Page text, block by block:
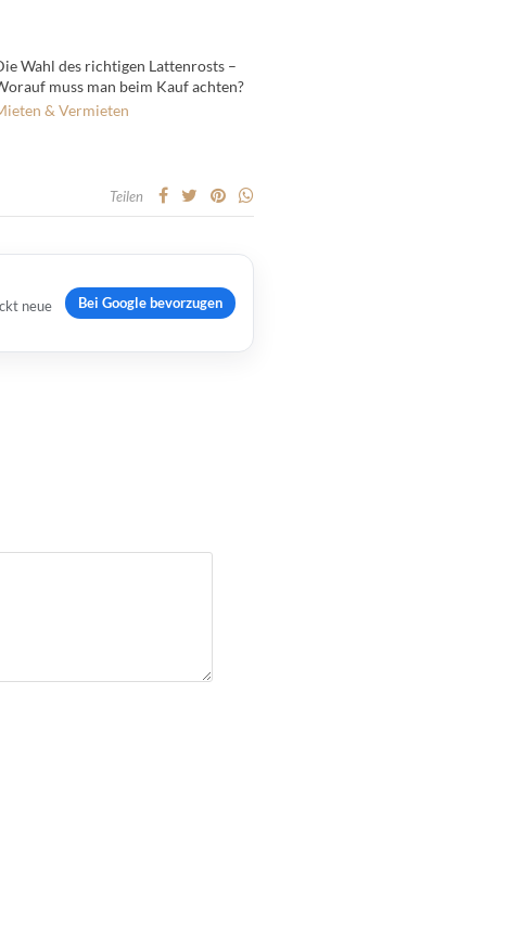
Wahl des richtigen Lattenrosts –
muss man beim Kauf achten?
& Vermieten
Teilen
neue
Bei Google bevorzugen